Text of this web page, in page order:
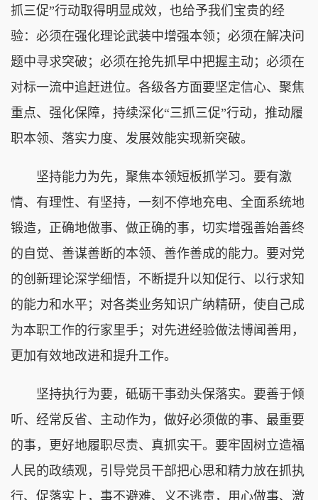
抓三促”行动取得明显成效，也给予我们宝贵的经
验：必须在强化理论武装中增强本领；必须在解决问
题中寻求突破；必须在抢先抓早中把握主动；必须在
对标一流中追赶进位。各级各方面要坚定信心、聚焦
重点、强化保障，持续深化“三抓三促”行动，推动履
职本领、落实力度、发展效能实现新突破。
坚持能力为先，聚焦本领短板抓学习。要有激
情、有理性、有坚持，一刻不停地充电、全面系统地
锻造，正确地做事、做正确的事，切实增强善始善终
的自觉、善谋善断的本领、善作善成的能力。要对党
的创新理论深学细悟，不断提升以知促行、以行求知
的能力和水平；对各类业务知识广纳精研，使自己成
为本职工作的行家里手；对先进经验做法博闻善用，
更加有效地改进和提升工作。
坚持执行为要，砥砺干事劲头保落实。要善于倾
听、经常反省、主动作为，做好必须做的事、最重要
的事，更好地履职尽责、真抓实干。要牢固树立造福
人民的政绩观，引导党员干部把心思和精力放在抓执
行、促落实上，事不避难、义不逃责，用心做事、激